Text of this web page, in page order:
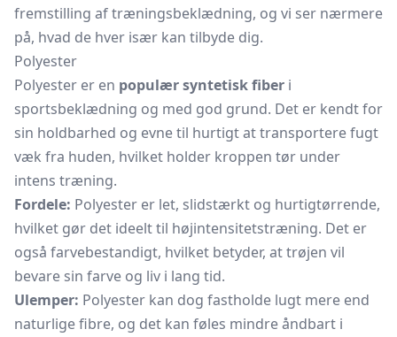
fremstilling af træningsbeklædning, og vi ser nærmere
på, hvad de hver især kan tilbyde dig.
Polyester
Polyester er en populær syntetisk fiber i
sportsbeklædning og med god grund. Det er kendt for
sin holdbarhed og evne til hurtigt at transportere fugt
væk fra huden, hvilket holder kroppen tør under
intens træning.
Fordele: Polyester er let, slidstærkt og hurtigtørrende,
hvilket gør det ideelt til højintensitetstræning. Det er
også farvebestandigt, hvilket betyder, at trøjen vil
bevare sin farve og liv i lang tid.
Ulemper: Polyester kan dog fastholde lugt mere end
naturlige fibre, og det kan føles mindre åndbart i